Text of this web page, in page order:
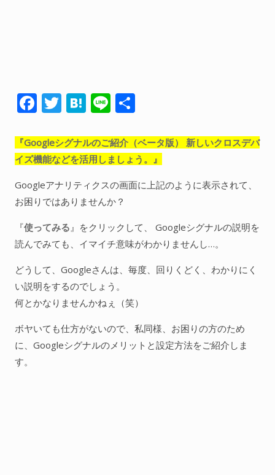
Webその他
F
e
b
o
o
k
T
itt
er
H
e
n
a
Li
e
『Googleシグナルのご紹介（ベータ版） 新しいクロスデバ
イズ機能などを活用しましょう。』
Googleアナリティクスの画面に上記のように表示されて、
お困りではありませんか？
『使ってみる』をクリックして、 Googleシグナルの説明を
読んでみても、イマイチ意味がわかりませんし…。
どうして、Googleさんは、毎度、回りくどく、わかりにく
い説明をするのでしょう。
何とかなりませんかねぇ（笑）
ボヤいても仕方がないので、私同様、お困りの方のため
に、Googleシグナルのメリットと設定方法をご紹介しま
す。